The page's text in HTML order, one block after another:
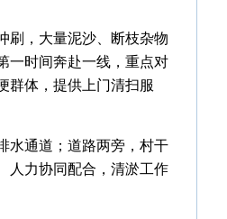
刷，大量泥沙、断枝杂物
一时间奔赴一线，重点对
群体，提供上门清扫服
水通道；道路两旁，村干
人力协同配合，清淤工作